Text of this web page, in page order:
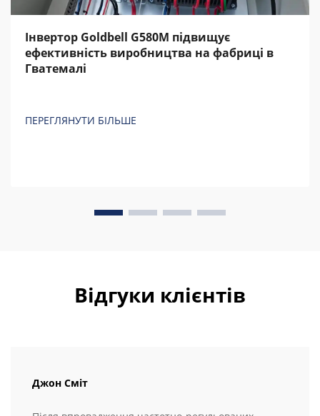
Інвертор Goldbell G580M підвищує
ефективність виробництва на фабриці в
Гватемалі
ПЕРЕГЛЯНУТИ БІЛЬШЕ
Відгуки клієнтів
Джон Сміт